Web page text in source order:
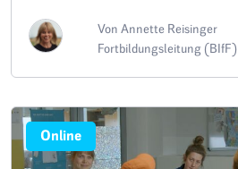
Von Annette Reisinger
Fortbildungsleitung (BIfF)
Online